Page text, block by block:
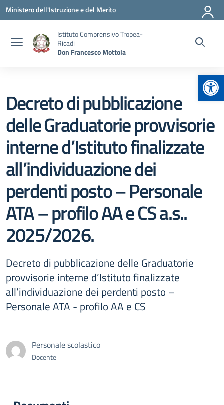
Vai ai contenuti
Vai al menu di navigazione
Vai al footer
Ministero dell'Istruzione e del Merito
Istituto Comprensivo Tropea-
Ricadi
Don Francesco Mottola
Decreto di pubblicazione
delle Graduatorie provvisorie
interne d’Istituto finalizzate
all’individuazione dei
perdenti posto – Personale
ATA – profilo AA e CS a.s..
2025/2026.
Decreto di pubblicazione delle Graduatorie
provvisorie interne d’Istituto finalizzate
all’individuazione dei perdenti posto –
Personale ATA - profilo AA e CS
Personale scolastico
Docente